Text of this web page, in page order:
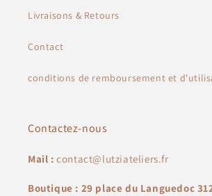
Livraisons & Retours
Contact
conditions de remboursement et
Contactez-nous
Mail :contact@lutziateliers.fr
Boutique : 29 place du Languedoc